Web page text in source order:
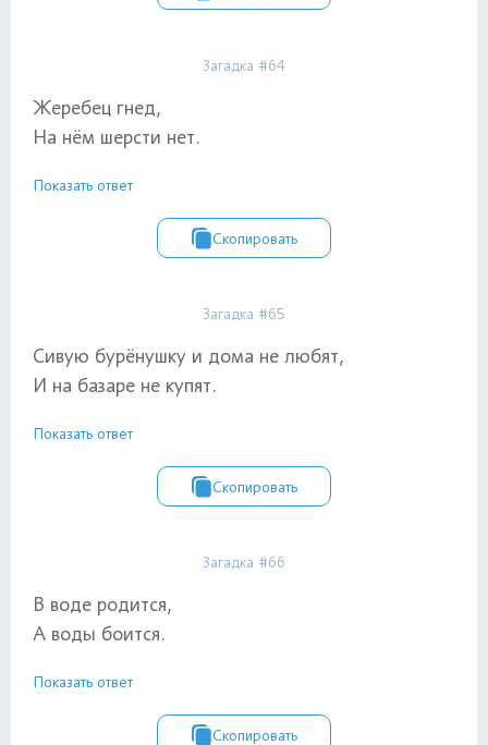
Загадка #64
Жеребец гнед,
На нём шерсти нет.
Показать ответ
Скопировать
Загадка #65
Сивую бурёнушку и дома не любят,
И на базаре не купят.
Показать ответ
Скопировать
Загадка #66
В воде родится,
А воды боится.
Показать ответ
Скопировать